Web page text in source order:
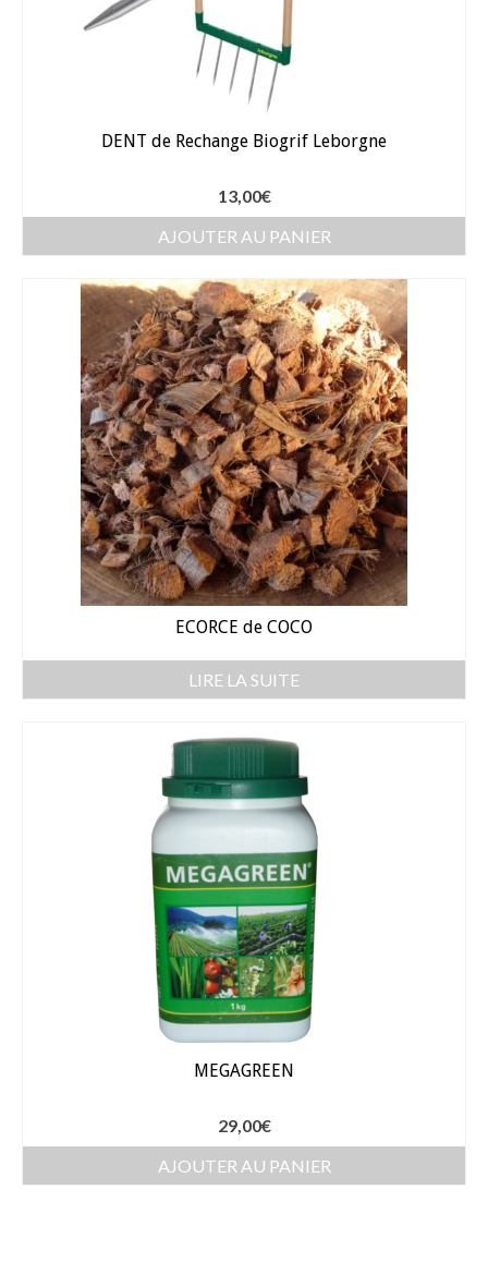
Divers bulbes
Bulbes Printemps
Glaïeuls
Dahlia Cactus 100 cm
Dahlia Décoratif 70 – 100 cm
Dahlia Feuillage Foncé 80 cm
Dahlia Pompon / ball 70 – 80 cm
Dahlia Nain 50 cm
Dahlia Gallery 35 cm
Dahlia Topmix 35 – 50 cm
Graines fleurs
Capucine
Accessoires Jardin
Enterré / Regards
Arroseurs
Pistolets / Brosses
Porte tuyau
Programmateur
Robinets / Vannes
Goutte à goutte
DENT de Rechange Biogrif Leborgne
13,00€
AJOUTER AU PANIER
ECORCE de COCO
LIRE LA SUITE
MEGAGREEN
29,00€
AJOUTER AU PANIER